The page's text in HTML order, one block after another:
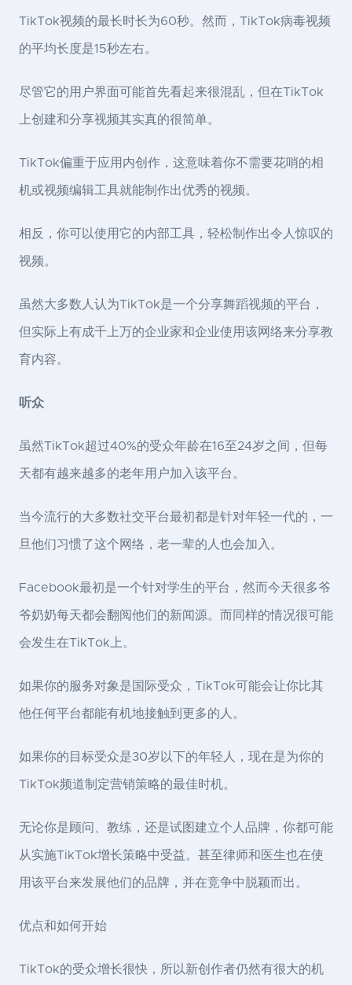
TikTok视频的最长时长为60秒。然而，TikTok病毒视频
的平均长度是15秒左右。
尽管它的用户界面可能首先看起来很混乱，但在TikTok
上创建和分享视频其实真的很简单。
TikTok偏重于应用内创作，这意味着你不需要花哨的相
机或视频编辑工具就能制作出优秀的视频。
相反，你可以使用它的内部工具，轻松制作出令人惊叹的
视频。
虽然大多数人认为TikTok是一个分享舞蹈视频的平台，
但实际上有成千上万的企业家和企业使用该网络来分享教
育内容。
听众
虽然TikTok超过40%的受众年龄在16至24岁之间，但每
天都有越来越多的老年用户加入该平台。
当今流行的大多数社交平台最初都是针对年轻一代的，一
旦他们习惯了这个网络，老一辈的人也会加入。
Facebook最初是一个针对学生的平台，然而今天很多爷
爷奶奶每天都会翻阅他们的新闻源。而同样的情况很可能
会发生在TikTok上。
如果你的服务对象是国际受众，TikTok可能会让你比其
他任何平台都能有机地接触到更多的人。
如果你的目标受众是30岁以下的年轻人，现在是为你的
TikTok频道制定营销策略的最佳时机。
无论你是顾问、教练，还是试图建立个人品牌，你都可能
从实施TikTok增长策略中受益。甚至律师和医生也在使
用该平台来发展他们的品牌，并在竞争中脱颖而出。
优点和如何开始
TikTok的受众增长很快，所以新创作者仍然有很大的机